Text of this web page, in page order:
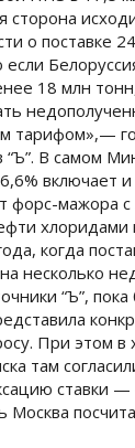
сторона
о поставке
если
18 млн
тарифом»,—
В самом
включает
форс-мажора с
когда
несколько
“Ъ”, пока
При этом в
там
ставки —
Москва